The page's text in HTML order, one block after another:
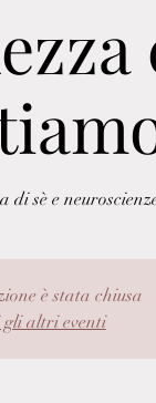
di sè e
è stata chiusa
gli altri eventi